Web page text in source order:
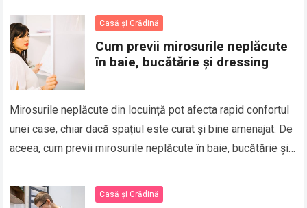
Casă și Grădină
Cum previi mirosurile neplăcute
în baie, bucătărie și dressing
Mirosurile neplăcute din locuință pot afecta rapid confortul
unei case, chiar dacă spațiul este curat și bine amenajat. De
aceea, cum previi mirosurile neplăcute în baie, bucătărie și
Casă și Grădină